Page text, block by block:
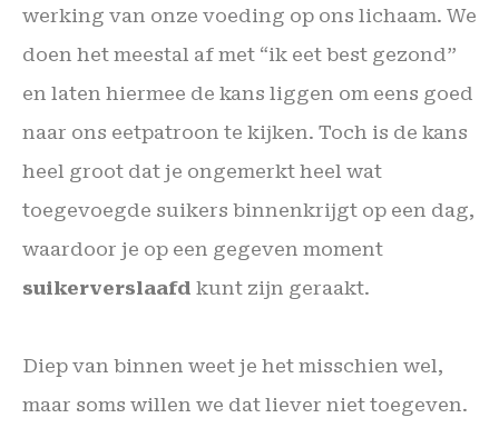
werking van onze voeding op ons lichaam. We
doen het meestal af met “ik eet best gezond”
en laten hiermee de kans liggen om eens goed
naar ons eetpatroon te kijken. Toch is de kans
heel groot dat je ongemerkt heel wat
toegevoegde suikers binnenkrijgt op een dag,
waardoor je op een gegeven moment
suikerverslaafd kunt zijn geraakt.
Diep van binnen weet je het misschien wel,
maar soms willen we dat liever niet toegeven.